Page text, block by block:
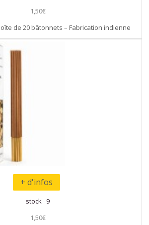
1,50€
de 20 bâtonnets – Fabrication indienne
+ d'infos
stock 9
1,50€